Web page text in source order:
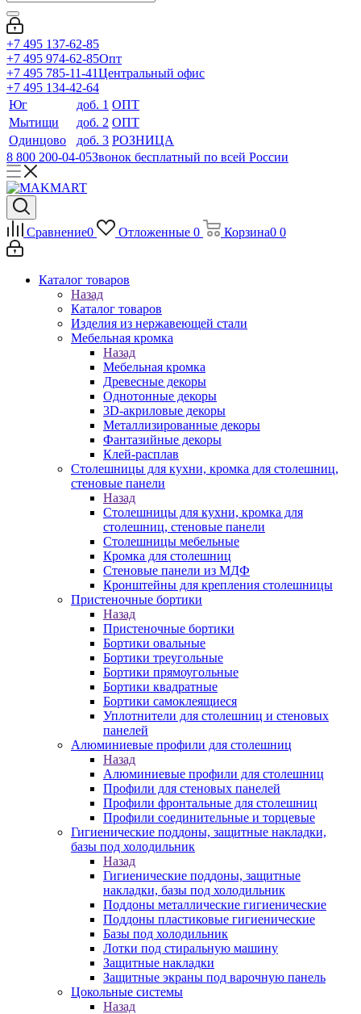
+7 495 137-62-85
+7 495 974-62-85Опт
+7 495 785-11-41Центральный офис
+7 495 134-42-64
Юг
доб. 1 ОПТ
Мытищи
доб. 2 ОПТ
Одинцово
доб. 3 РОЗНИЦА
8 800 200-04-05Звонок бесплатный по всей России
Сравнение0 Отложенные 0 Корзина0 0
Каталог товаров
Назад
Каталог товаров
Изделия из нержавеющей стали
Мебельная кромка
Назад
Мебельная кромка
Древесные декоры
Однотонные декоры
3D-акриловые декоры
Металлизированные декоры
Фантазийные декоры
Клей-расплав
Столешницы для кухни, кромка для столешниц,
стеновые панели
Назад
Столешницы для кухни, кромка для
столешниц, стеновые панели
Столешницы мебельные
Кромка для столешниц
Стеновые панели из МДФ
Кронштейны для крепления столешницы
Пристеночные бортики
Назад
Пристеночные бортики
Бортики овальные
Бортики треугольные
Бортики прямоугольные
Бортики квадратные
Бортики самоклеящиеся
Уплотнители для столешниц и стеновых
панелей
Алюминиевые профили для столешниц
Назад
Алюминиевые профили для столешниц
Профили для стеновых панелей
Профили фронтальные для столешниц
Профили соединительные и торцевые
Гигиенические поддоны, защитные накладки,
базы под холодильник
Назад
Гигиенические поддоны, защитные
накладки, базы под холодильник
Поддоны металлические гигиенические
Поддоны пластиковые гигиенические
Базы под холодильник
Лотки под стиральную машину
Защитные накладки
Защитные экраны под варочную панель
Цокольные системы
Назад